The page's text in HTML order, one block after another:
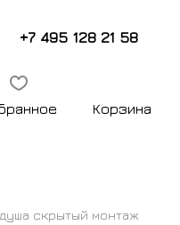
+7 495 128 21 58
Корзина
скрытый монтаж